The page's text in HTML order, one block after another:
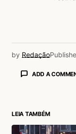
by Redação
ADD A
LEIA TAMBÉM